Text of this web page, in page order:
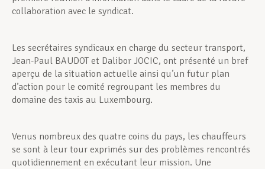
collaboration avec le syndicat.
Les secrétaires syndicaux en charge du secteur transport,
Jean-Paul BAUDOT et Dalibor JOCIC, ont présenté un bref
aperçu de la situation actuelle ainsi qu’un futur plan
d’action pour le comité regroupant les membres du
domaine des taxis au Luxembourg.
Venus nombreux des quatre coins du pays, les chauffeurs
se sont à leur tour exprimés sur des problèmes rencontrés
quotidiennement en exécutant leur mission. Une